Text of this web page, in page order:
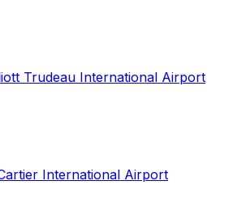
Trudeau International Airport
International Airport